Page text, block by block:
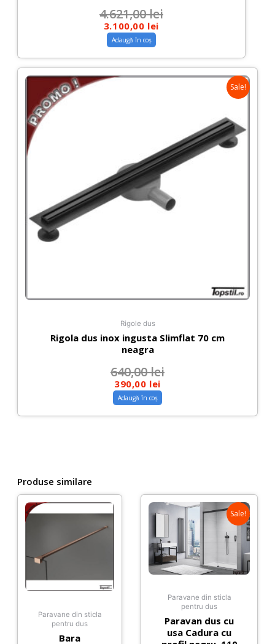
4.621,00lei
3.100,00 lei
Adaugă în coș
Sale!
Rigole dus
Rigola dus inox ingusta Slimflat 70 cm
neagra
640,00lei
390,00 lei
Adaugă în coș
Produse similare
Paravane din sticla
pentru dus
Bara
Sale!
Paravane din sticla
pentru dus
Paravan dus cu
usa Cadura cu